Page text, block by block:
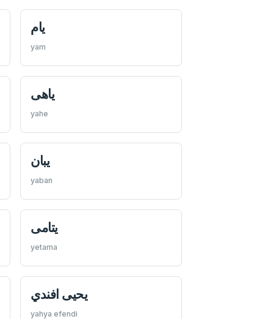
يام
yam
ياهی
yahe
يبان
yaban
يتامی
yetama
يحيی افندي
yahya efendi